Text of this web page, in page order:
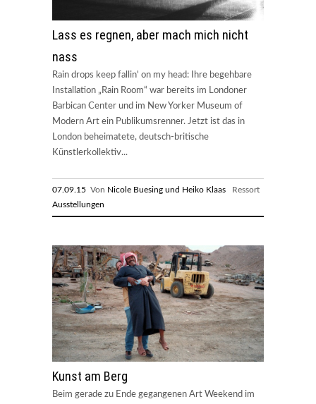
Lass es regnen, aber mach mich nicht
nass
Rain drops keep fallin' on my head: Ihre begehbare
Installation „Rain Room“ war bereits im Londoner
Barbican Center und im New Yorker Museum of
Modern Art ein Publikumsrenner. Jetzt ist das in
London beheimatete, deutsch-britische
Künstlerkollektiv...
07.09.15 Von Nicole Buesing und Heiko Klaas Ressort
Ausstellungen
Kunst am Berg
Beim gerade zu Ende gegangenen Art Weekend im